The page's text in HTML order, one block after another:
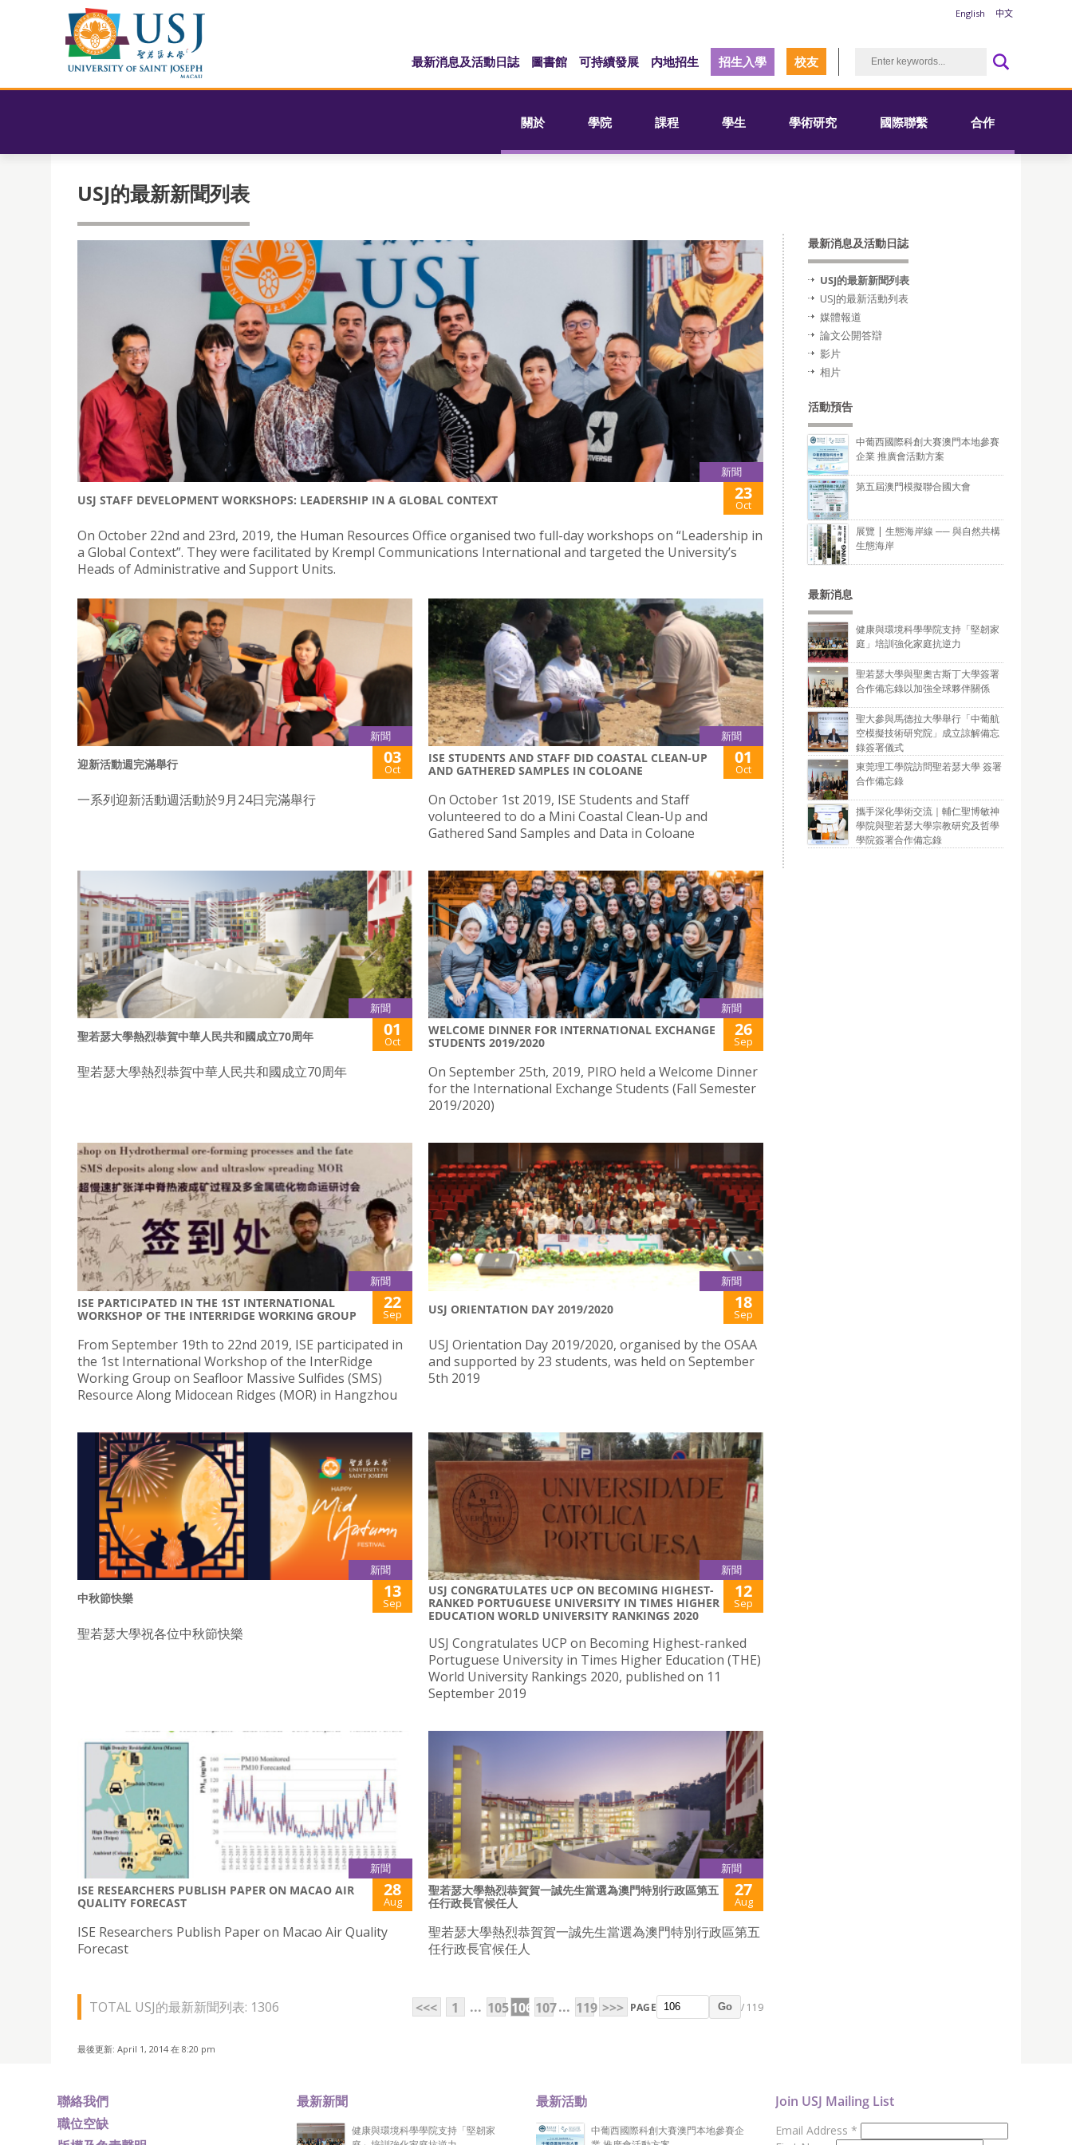
English 中文
最新消息及活動日誌 圖書館 可持續發展 内地招生 招生入學 校友
關於 學院 課程 學生 學術研究 國際聯繫 合作
USJ的最新新聞列表
新聞
USJ STAFF DEVELOPMENT WORKSHOPS: LEADERSHIP IN A GLOBAL CONTEXT 23
Oct
On October 22nd and 23rd, 2019, the Human Resources Office organised two full-day workshops on “Leadership in
a Global Context”. They were facilitated by Krempl Communications International and targeted the University’s
Heads of Administrative and Support Units.
新聞
迎新活動週完滿舉行 03
Oct
一系列迎新活動週活動於9月24日完滿舉行
新聞
ISE STUDENTS AND STAFF DID COASTAL CLEAN-UP
AND GATHERED SAMPLES IN COLOANE
01
Oct
On October 1st 2019, ISE Students and Staff
volunteered to do a Mini Coastal Clean-Up and
Gathered Sand Samples and Data in Coloane
新聞
聖若瑟大學熱烈恭賀中華人民共和國成立70周年 01
Oct
聖若瑟大學熱烈恭賀中華人民共和國成立70周年
新聞
WELCOME DINNER FOR INTERNATIONAL EXCHANGE
STUDENTS 2019/2020
26
Sep
On September 25th, 2019, PIRO held a Welcome Dinner
for the International Exchange Students (Fall Semester
2019/2020)
新聞
ISE PARTICIPATED IN THE 1ST INTERNATIONAL
WORKSHOP OF THE INTERRIDGE WORKING GROUP
22
Sep
From September 19th to 22nd 2019, ISE participated in
the 1st International Workshop of the InterRidge
Working Group on Seafloor Massive Sulfides (SMS)
Resource Along Midocean Ridges (MOR) in Hangzhou
新聞
USJ ORIENTATION DAY 2019/2020 18
Sep
USJ Orientation Day 2019/2020, organised by the OSAA
and supported by 23 students, was held on September
5th 2019
新聞
中秋節快樂 13
Sep
聖若瑟大學祝各位中秋節快樂
新聞
USJ CONGRATULATES UCP ON BECOMING HIGHEST-
RANKED PORTUGUESE UNIVERSITY IN TIMES HIGHER
EDUCATION WORLD UNIVERSITY RANKINGS 2020
12
Sep
USJ Congratulates UCP on Becoming Highest-ranked
Portuguese University in Times Higher Education (THE)
World University Rankings 2020, published on 11
September 2019
新聞
ISE RESEARCHERS PUBLISH PAPER ON MACAO AIR
QUALITY FORECAST
28
Aug
ISE Researchers Publish Paper on Macao Air Quality
Forecast
新聞
聖若瑟大學熱烈恭賀賀一誠先生當選為澳門特別行政區第五
任行政長官候任人
27
Aug
聖若瑟大學熱烈恭賀賀一誠先生當選為澳門特別行政區第五
任行政長官候任人
TOTAL USJ的最新新聞列表: 1306 <<< 1 ... 105106 107... 119 >>> PAGE Go / 119
最後更新: April 1, 2014 在 8:20 pm
最新消息及活動日誌
USJ的最新新聞列表
USJ的最新活動列表
媒體報道
論文公開答辯
影片
相片
活動預告
中葡西國際科創大賽澳門本地參賽
企業 推廣會活動方案
第五屆澳門模擬聯合國大會
展覽 | 生態海岸線 ── 與自然共構
生態海岸
最新消息
健康與環境科學學院支持「堅韌家
庭」培訓強化家庭抗逆力
聖若瑟大學與聖奧古斯丁大學簽署
合作備忘錄以加強全球夥伴關係
聖大參與馬德拉大學舉行「中葡航
空模擬技術研究院」成立諒解備忘
錄簽署儀式
東莞理工學院訪問聖若瑟大學 簽署
合作備忘錄
攜手深化學術交流｜輔仁聖博敏神
學院與聖若瑟大學宗教研究及哲學
學院簽署合作備忘錄
聯絡我們
職位空缺
最新新聞
健康與環境科學學院支持「堅韌家
最新活動
中葡西國際科創大賽澳門本地參賽企
Join USJ Mailing List
Email Address *